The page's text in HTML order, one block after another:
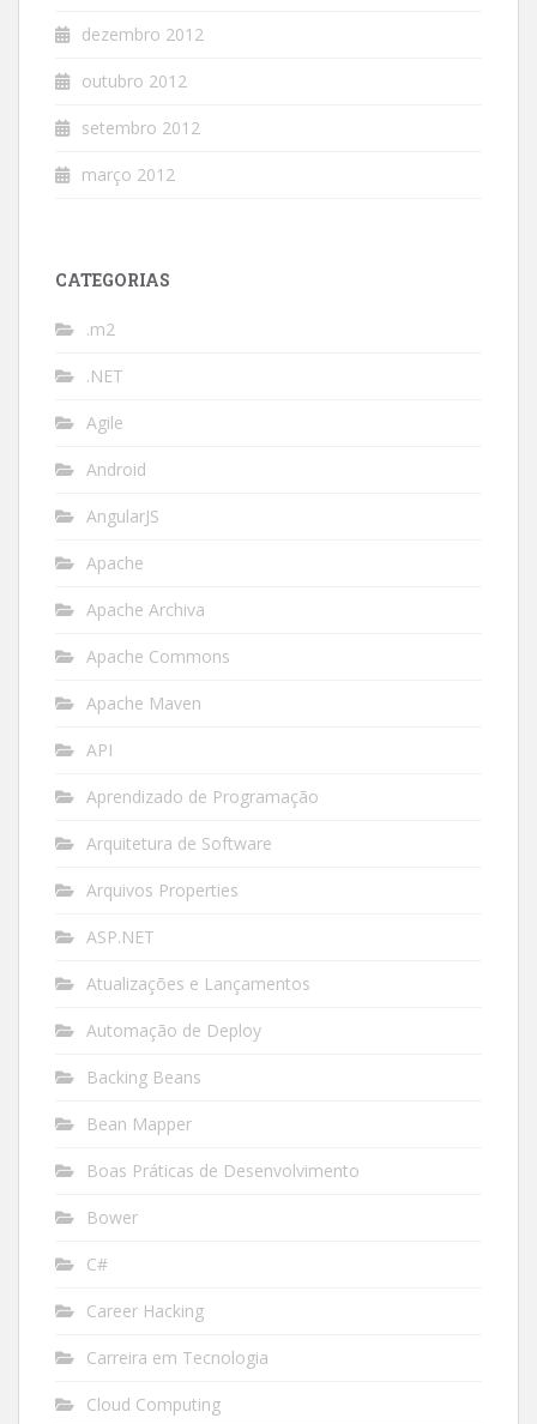
dezembro 2012
outubro 2012
setembro 2012
março 2012
CATEGORIAS
.m2
.NET
Agile
Android
AngularJS
Apache
Apache Archiva
Apache Commons
Apache Maven
API
Aprendizado de Programação
Arquitetura de Software
Arquivos Properties
ASP.NET
Atualizações e Lançamentos
Automação de Deploy
Backing Beans
Bean Mapper
Boas Práticas de Desenvolvimento
Bower
C#
Career Hacking
Carreira em Tecnologia
Cloud Computing